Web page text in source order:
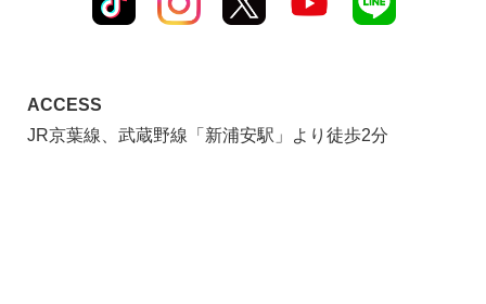
ACCESS
JR京葉線、武蔵野線「新浦安駅」より徒歩2分